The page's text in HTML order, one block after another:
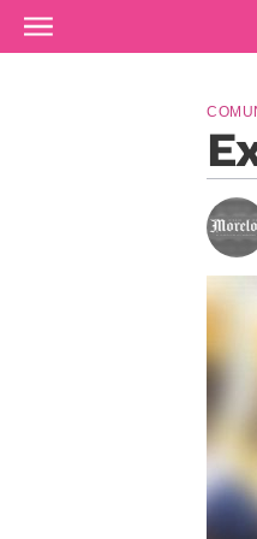
Ir al contenido principal